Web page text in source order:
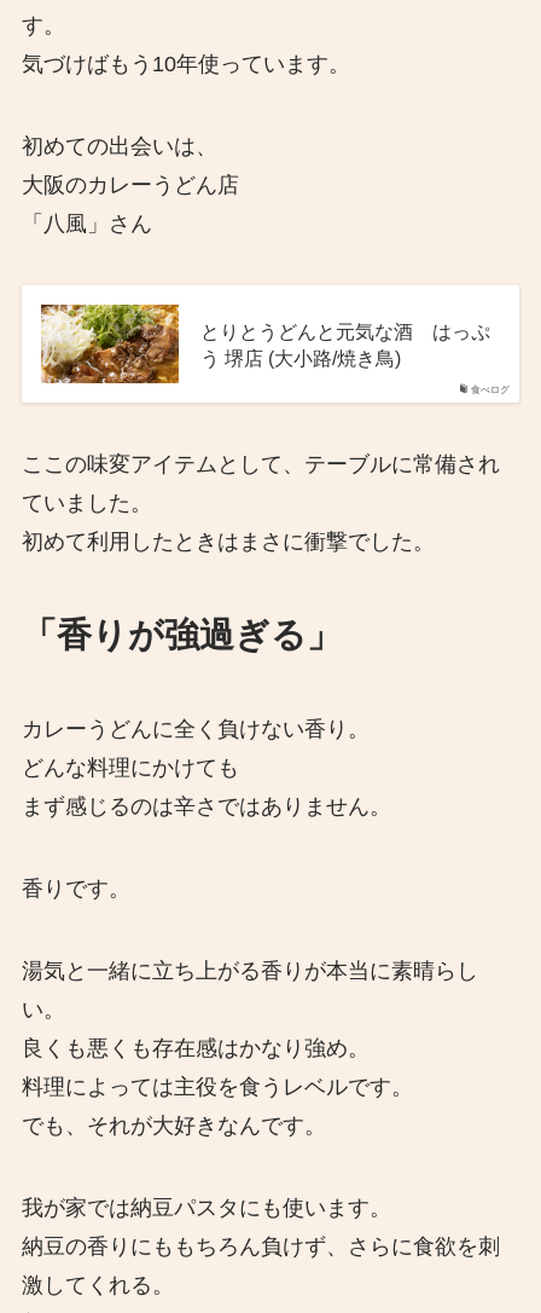
す。
気づけばもう10年使っています。
初めての出会いは、
大阪のカレーうどん店
「八風」さん
食べログ
とりとうどんと元気な酒 はっぷ
う 堺店 (大小路/焼き鳥)
ここの味変アイテムとして、テーブルに常備され
ていました。
初めて利用したときはまさに衝撃でした。
「香りが強過ぎる」
カレーうどんに全く負けない香り。
どんな料理にかけても
まず感じるのは辛さではありません。
香りです。
湯気と一緒に立ち上がる香りが本当に素晴らし
い。
良くも悪くも存在感はかなり強め。
料理によっては主役を食うレベルです。
でも、それが大好きなんです。
我が家では納豆パスタにも使います。
納豆の香りにももちろん負けず、さらに食欲を刺
激してくれる。